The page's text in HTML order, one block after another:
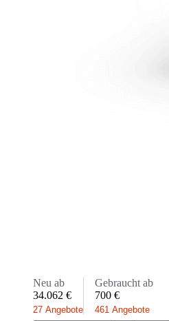
Neu ab
34.062 €
27 Angebote
Gebraucht ab
700 €
461 Angebote